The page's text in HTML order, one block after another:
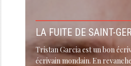
LA FUITE DE SAINT-
Tristan Garcia est un bon
écrivain mondain. En